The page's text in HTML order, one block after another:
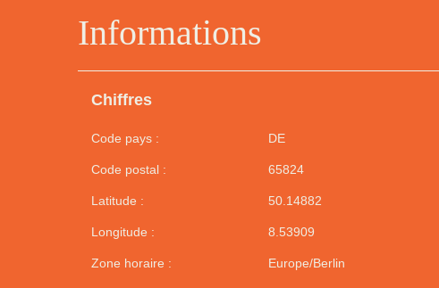
Informations
Chiffres
Code pays : DE
Code postal : 65824
Latitude : 50.14882
Longitude : 8.53909
Zone horaire : Europe/Berlin